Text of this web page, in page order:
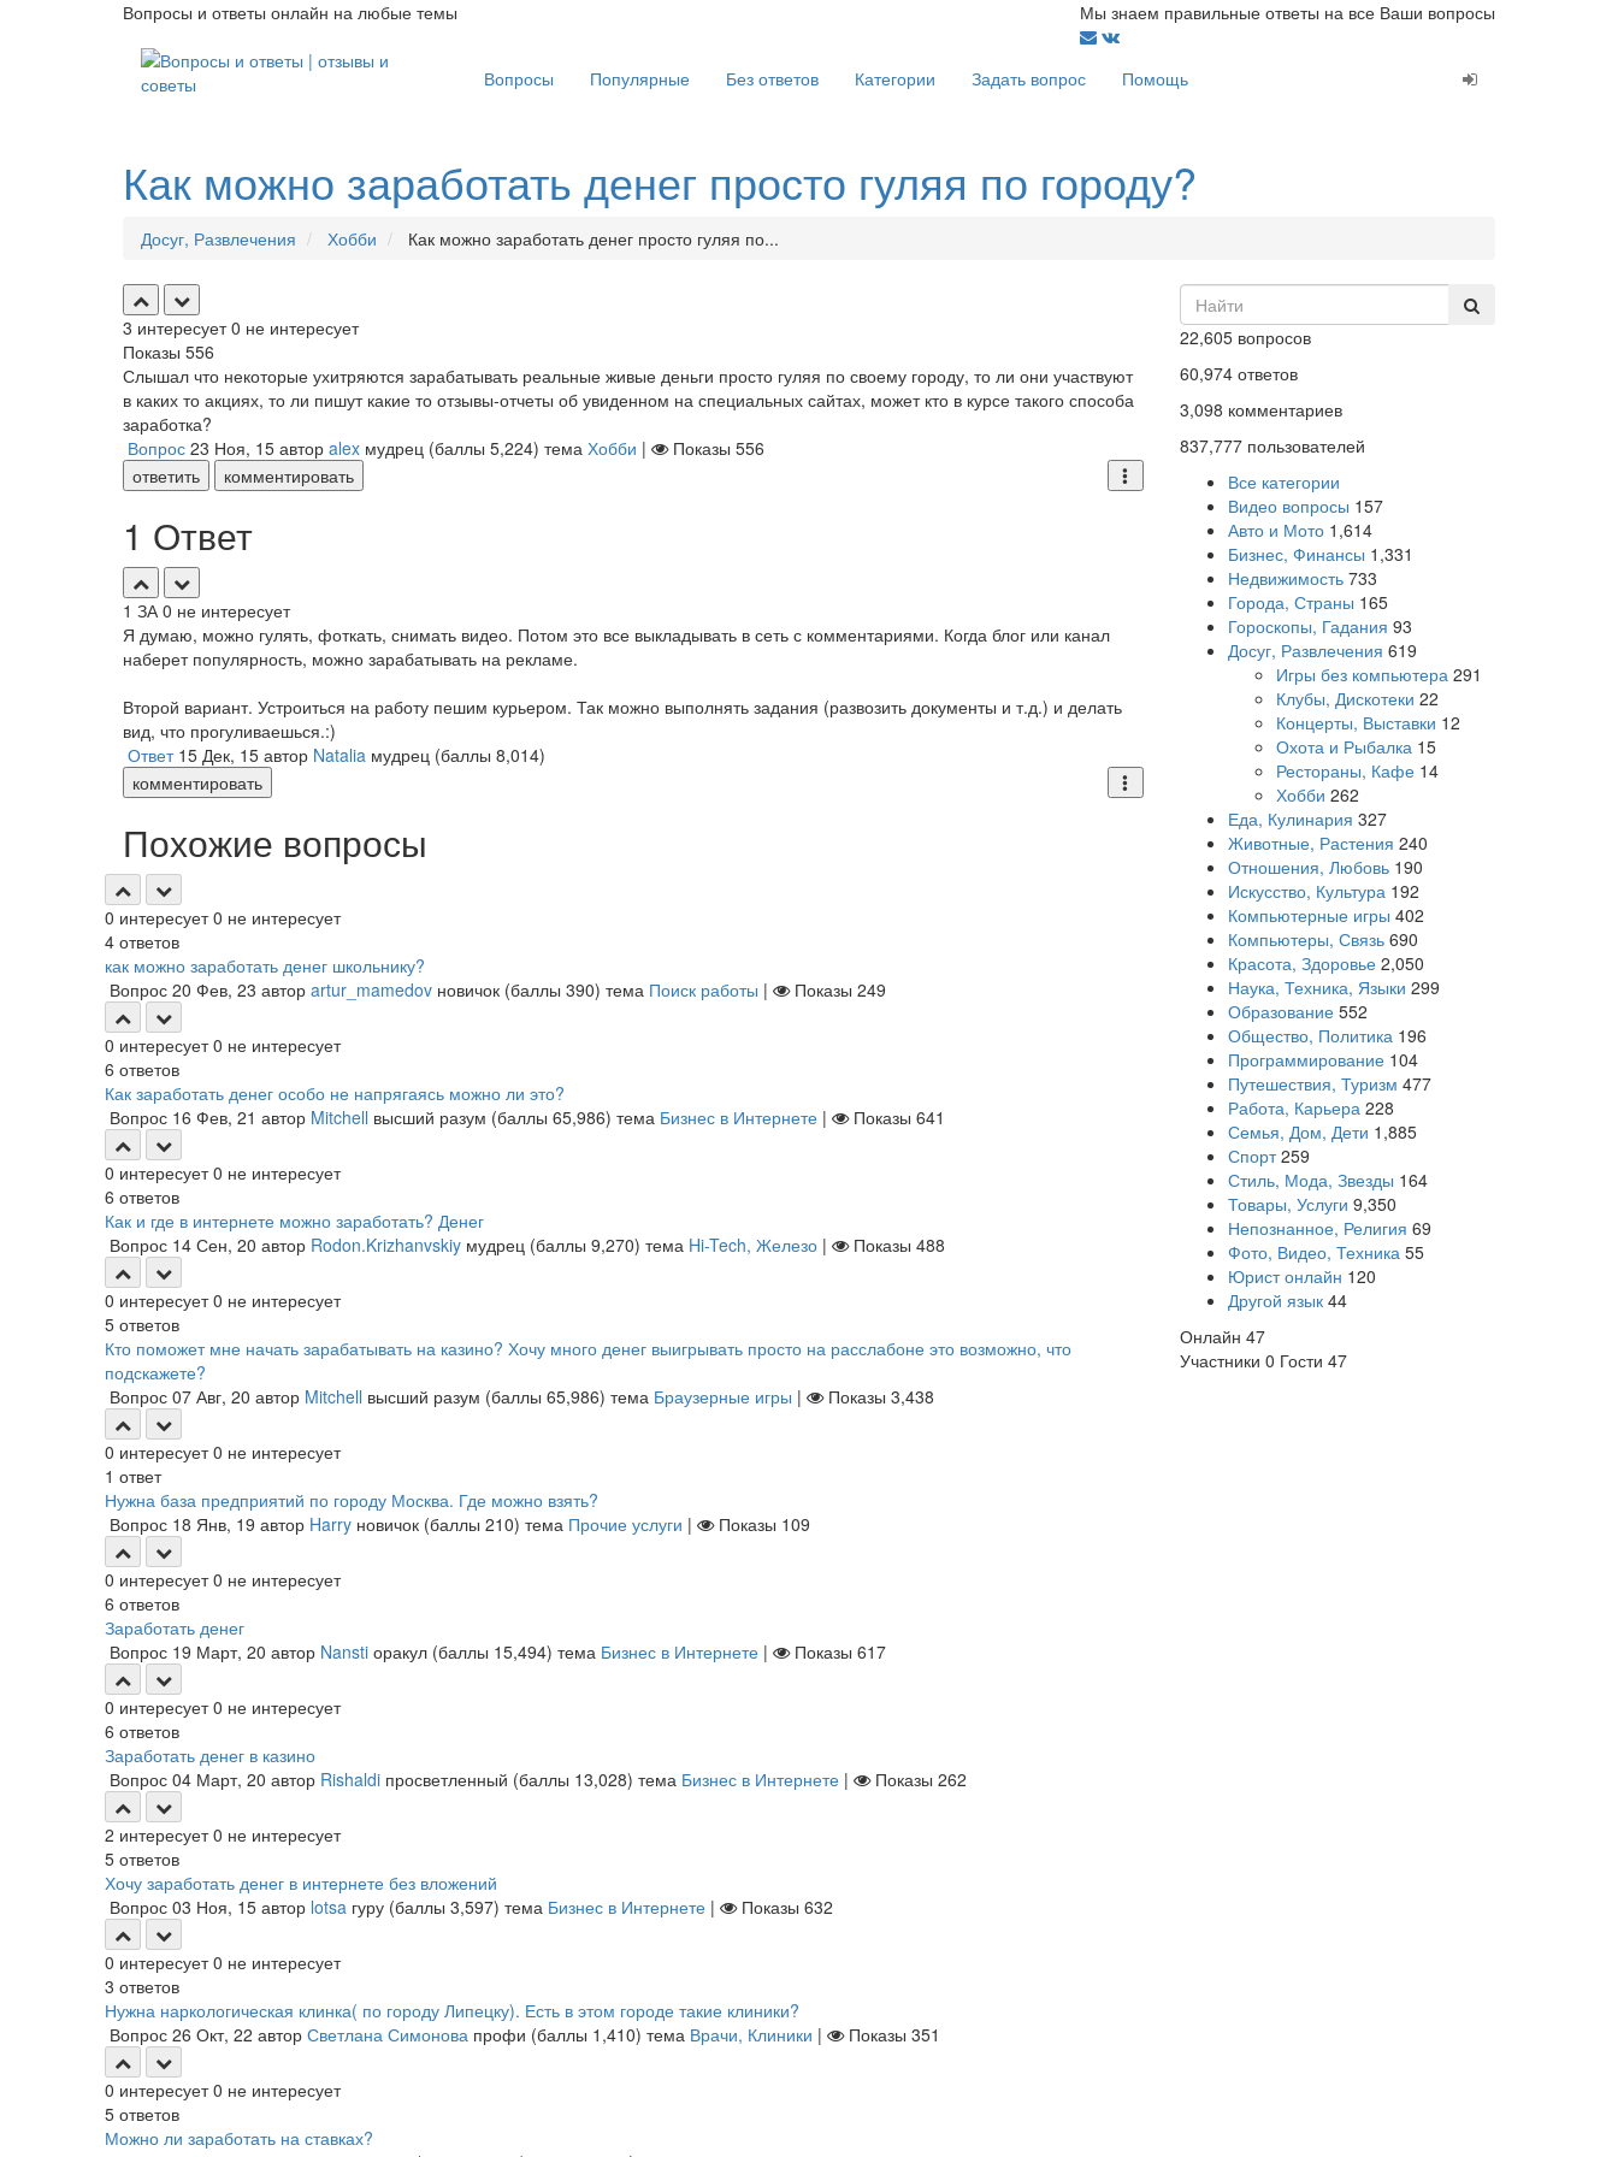
Вопросы и ответы онлайн на любые темы Мы знаем правильные ответы на все Ваши вопросы
Вопросы Популярные Без ответов Категории Задать вопрос Помощь
Как можно заработать денег просто гуляя по городу?
Досуг, Развлечения Хобби Как можно заработать денег просто гуляя по...
3 интересует 0 не интересует
Показы 556
Слышал что некоторые ухитряются зарабатывать реальные живые деньги просто гуляя по своему городу, то ли они участвуют
в каких то акциях, то ли пишут какие то отзывы-отчеты об увиденном на специальных сайтах, может кто в курсе такого способа
заработка?
Вопрос 23 Ноя, 15 автор alex мудрец (баллы 5,224) тема Хобби | Показы 556
ответить
комментировать
1 Ответ
1 ЗА 0 не интересует
Я думаю, можно гулять, фоткать, снимать видео. Потом это все выкладывать в сеть с комментариями. Когда блог или канал
наберет популярность, можно зарабатывать на рекламе.
Второй вариант. Устроиться на работу пешим курьером. Так можно выполнять задания (развозить документы и т.д.) и делать
вид, что прогуливаешься.:)
Ответ 15 Дек, 15 автор Natalia мудрец (баллы 8,014)
комментировать
Похожие вопросы
0 интересует 0 не интересует
4 ответов
как можно заработать денег школьнику?
Вопрос 20 Фев, 23 автор artur_mamedov новичок (баллы 390) тема Поиск работы | Показы 249
0 интересует 0 не интересует
6 ответов
Как заработать денег особо не напрягаясь можно ли это?
Вопрос 16 Фев, 21 автор Mitchell высший разум (баллы 65,986) тема Бизнес в Интернете | Показы 641
0 интересует 0 не интересует
6 ответов
Как и где в интернете можно заработать? Денег
Вопрос 14 Сен, 20 автор Rodon.Krizhanvskiy мудрец (баллы 9,270) тема Hi-Tech, Железо | Показы 488
0 интересует 0 не интересует
5 ответов
Кто поможет мне начать зарабатывать на казино? Хочу много денег выигрывать просто на расслабоне это возможно, что
подскажете?
Вопрос 07 Авг, 20 автор Mitchell высший разум (баллы 65,986) тема Браузерные игры | Показы 3,438
0 интересует 0 не интересует
1 ответ
Нужна база предприятий по городу Москва. Где можно взять?
Вопрос 18 Янв, 19 автор Harry новичок (баллы 210) тема Прочие услуги | Показы 109
0 интересует 0 не интересует
6 ответов
Заработать денег
Вопрос 19 Март, 20 автор Nansti оракул (баллы 15,494) тема Бизнес в Интернете | Показы 617
0 интересует 0 не интересует
6 ответов
Заработать денег в казино
Вопрос 04 Март, 20 автор Rishaldi просветленный (баллы 13,028) тема Бизнес в Интернете | Показы 262
2 интересует 0 не интересует
5 ответов
Хочу заработать денег в интернете без вложений
Вопрос 03 Ноя, 15 автор lotsa гуру (баллы 3,597) тема Бизнес в Интернете | Показы 632
0 интересует 0 не интересует
3 ответов
Нужна наркологическая клинка( по городу Липецку). Есть в этом городе такие клиники?
Вопрос 26 Окт, 22 автор Светлана Симонова профи (баллы 1,410) тема Врачи, Клиники | Показы 351
0 интересует 0 не интересует
5 ответов
Можно ли заработать на ставках?
22,605вопросов
60,974ответов
3,098 комментариев
837,777пользователей
Все категории
Видео вопросы 157
Авто и Мото 1,614
Бизнес, Финансы 1,331
Недвижимость 733
Города, Страны 165
Гороскопы, Гадания 93
Досуг, Развлечения 619
Игры без компьютера 291
Клубы, Дискотеки 22
Концерты, Выставки 12
Охота и Рыбалка 15
Рестораны, Кафе 14
Хобби 262
Еда, Кулинария 327
Животные, Растения 240
Отношения, Любовь 190
Искусство, Культура 192
Компьютерные игры 402
Компьютеры, Связь 690
Красота, Здоровье 2,050
Наука, Техника, Языки 299
Образование 552
Общество, Политика 196
Программирование 104
Путешествия, Туризм 477
Работа, Карьера 228
Семья, Дом, Дети 1,885
Спорт 259
Стиль, Мода, Звезды 164
Товары, Услуги 9,350
Непознанное, Религия 69
Фото, Видео, Техника 55
Юрист онлайн 120
Другой язык 44
Онлайн 47
Участники 0 Гости 47